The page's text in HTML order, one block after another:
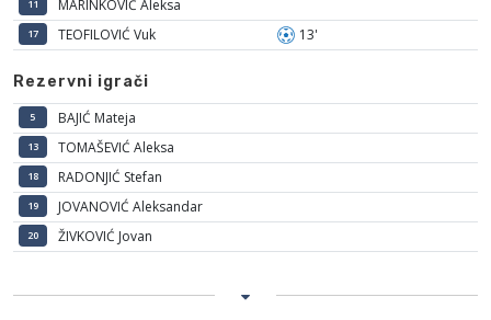
11 MARINKOVIĆ Aleksa
17 TEOFILOVIĆ Vuk 13'
Rezervni igrači
5 BAJIĆ Mateja
13 TOMAŠEVIĆ Aleksa
18 RADONJIĆ Stefan
19 JOVANOVIĆ Aleksandar
20 ŽIVKOVIĆ Jovan